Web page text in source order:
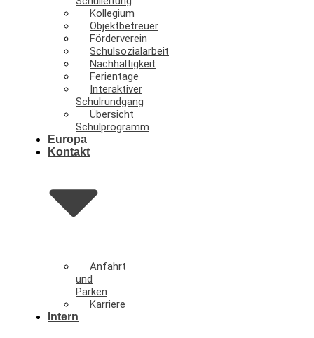
Kollegium
Objektbetreuer
Förderverein
Schulsozialarbeit
Nachhaltigkeit
Ferientage
Interaktiver
Schulrundgang
Übersicht
Schulprogramm
Europa
Kontakt
Anfahrt
und
Parken
Karriere
Intern